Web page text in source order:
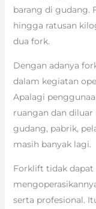
barang di gudang.
hingga ratusan
dua fork.
Dengan adanya
dalam kegiatan
Apalagi
ruangan dan
gudang, pabrik,
masih banyak lagi.
Forklift tidak dapat
serta profesional.